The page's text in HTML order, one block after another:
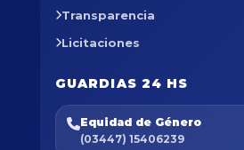
Transparencia
Licitaciones
GUARDIAS 24 HS
Equidad de Género
(03447) 15406239